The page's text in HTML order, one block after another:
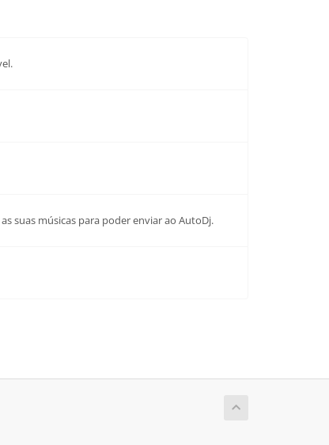
suas músicas para poder enviar ao AutoDj.